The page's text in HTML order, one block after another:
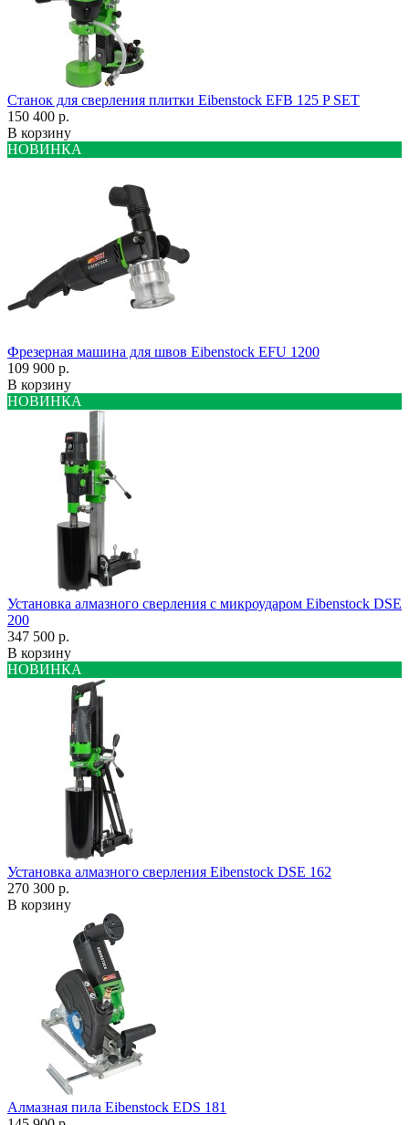
Станок для сверления плитки Eibenstock EFB 125 P SET
150 400 р.
В корзину
НОВИНКА
Фрезерная машина для швов Eibenstock EFU 1200
109 900 р.
В корзину
НОВИНКА
Установка алмазного сверления с микроударом Eibenstock DSE
200
347 500 р.
В корзину
НОВИНКА
Установка алмазного сверления Eibenstock DSE 162
270 300 р.
В корзину
Алмазная пила Eibenstock EDS 181